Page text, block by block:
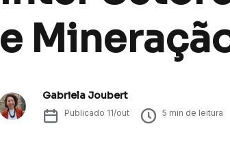
e
Gabriela Joubert
Publicado 11/out 5 min de leitura